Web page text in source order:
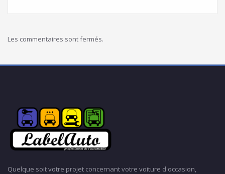
Les commentaires sont fermés.
Quelque soit votre projet concernant votre voiture d'occasion,